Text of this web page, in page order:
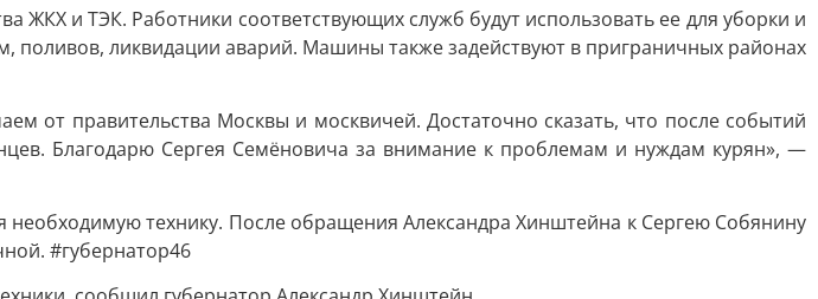
ЖКХ и ТЭК. Работники соответствующих служб будут использовать ее для уборки и
поливов, ликвидации аварий. Машины также задействуют в приграничных районах
от правительства Москвы и москвичей. Достаточно сказать, что после событий
Благодарю Сергея Семёновича за внимание к проблемам и нуждам курян», —
технику. После обращения Александра Хинштейна к Сергею Собянину
#губернатор46